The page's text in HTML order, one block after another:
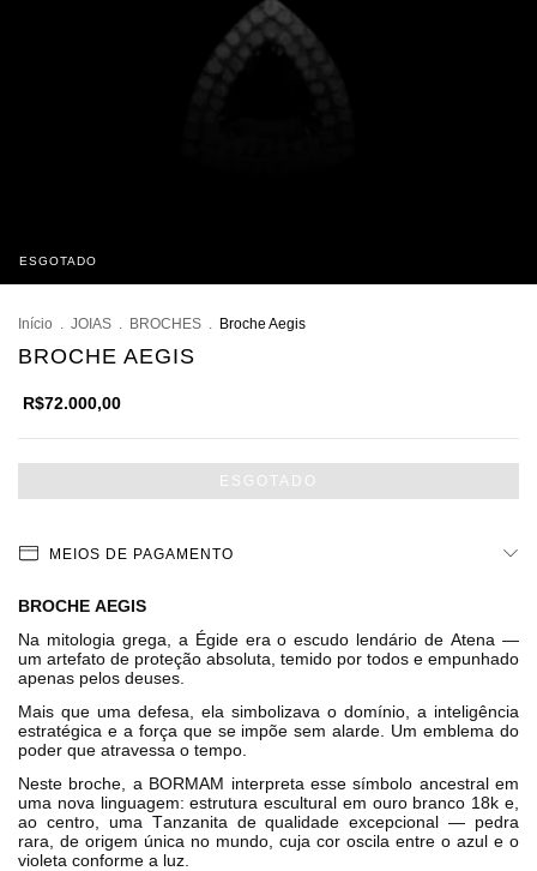
ESGOTADO
Início JOIAS BROCHES Broche Aegis
BROCHE AEGIS
R$72.000,00
MEIOS DE PAGAMENTO
BROCHE AEGIS
Na mitologia grega, a Égide era o escudo lendário de Atena —
um artefato de proteção absoluta, temido por todos e empunhado
apenas pelos deuses.
Mais que uma defesa, ela simbolizava o domínio, a inteligência
estratégica e a força que se impõe sem alarde. Um emblema do
poder que atravessa o tempo.
Neste broche, a BORMAM interpreta esse símbolo ancestral em
uma nova linguagem: estrutura escultural em ouro branco 18k e,
ao centro, uma Tanzanita de qualidade excepcional — pedra
rara, de origem única no mundo, cuja cor oscila entre o azul e o
violeta conforme a luz.